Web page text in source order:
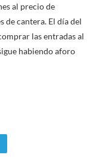
al precio de
de cantera. El día del
las entradas al
habiendo aforo